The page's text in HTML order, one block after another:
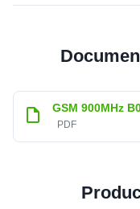
GSM 900MHz
PDF